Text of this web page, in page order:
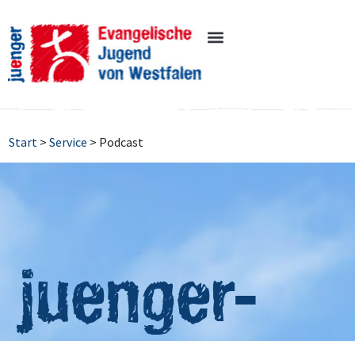
Start >Service > Podcast
juenger-